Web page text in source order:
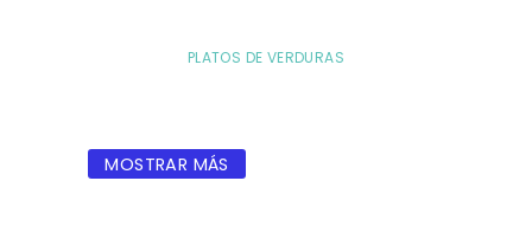
PLATOS DE VERDURAS
MOSTRAR MÁS